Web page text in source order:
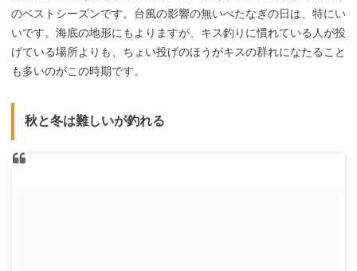
のベストシーズンです。台風の影響の無いべたなぎの日は、特にい
いです。海底の地形にもよりますが、キス釣りに慣れている人が投
げている場所よりも、ちょい投げのほうがキスの群れになたること
も多いのがこの時期です。
秋と冬は難しいが釣れる